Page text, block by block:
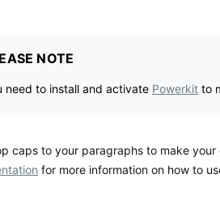
NOTE
need to install and activate Powerkit to
caps to your paragraphs to make
for more information on how to